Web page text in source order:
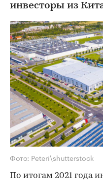
инвесторы из
Фото: Peteri\shutterstock
По итогам 2021 года